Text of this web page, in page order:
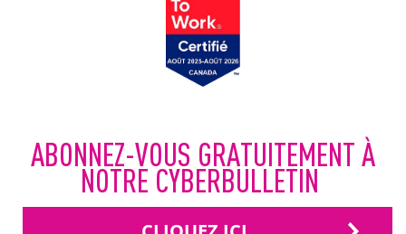
ABONNEZ-VOUS GRATUITEMENT À
NOTRE CYBERBULLETIN